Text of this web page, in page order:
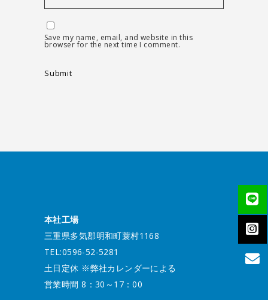
Save my name, email, and website in this
browser for the next time I comment.
本社工場
三重県多気郡明和町蓑村1168
TEL:0596-52-5281
土日定休 ※弊社カレンダーによる
営業時間 8：30～17：00